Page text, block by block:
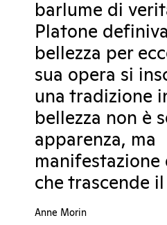
barlume di
Platone
bellezza per
sua opera si
una tradizione
bellezza non è
apparenza, ma
manifestazione
che trascende
Anne Morin